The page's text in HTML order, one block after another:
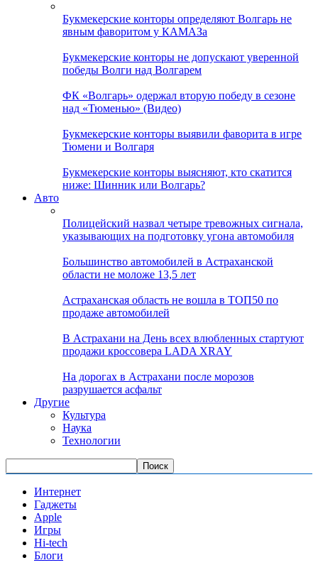
Букмекерские конторы определяют Волгарь не
явным фаворитом у КАМАЗа
Букмекерские конторы не допускают уверенной
победы Волги над Волгарем
ФК «Волгарь» одержал вторую победу в сезоне
над «Тюменью» (Видео)
Букмекерские конторы выявили фаворита в игре
Тюмени и Волгаря
Букмекерские конторы выясняют, кто скатится
ниже: Шинник или Волгарь?
Авто
Полицейский назвал четыре тревожных сигнала,
указывающих на подготовку угона автомобиля
Большинство автомобилей в Астраханской
области не моложе 13,5 лет
Астраханская область не вошла в ТОП50 по
продаже автомобилей
В Астрахани на День всех влюбленных стартуют
продажи кроссовера LADA XRAY
На дорогах в Астрахани после морозов
разрушается асфальт
Другие
Культура
Наука
Технологии
Интернет
Гаджеты
Apple
Игры
Hi-tech
Блоги